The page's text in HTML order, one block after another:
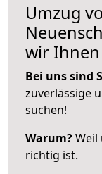
Umzug
wir
Bei uns sind
zuverlässige
suchen!
Warum?Weil
richtig ist.